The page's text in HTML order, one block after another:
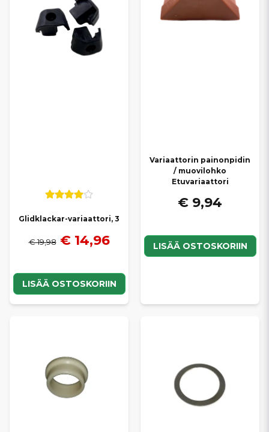
Glidklackar-variaattori, 3
€ 19,98 € 14,96
LISÄÄ OSTOSKORIIN
Variaattorin painonpidin
/ muovilohko
Etuvariaattori
€ 9,94
LISÄÄ OSTOSKORIIN